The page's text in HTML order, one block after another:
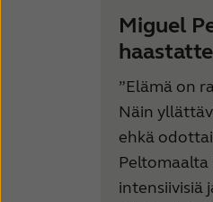
Miguel
”Elämä on
Näin
ehkä
Peltomaalta
intensiivisiä